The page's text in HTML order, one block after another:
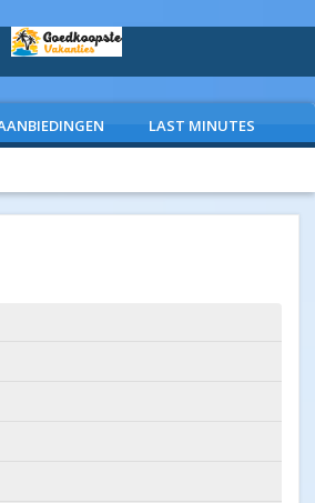
LAST MINUTES